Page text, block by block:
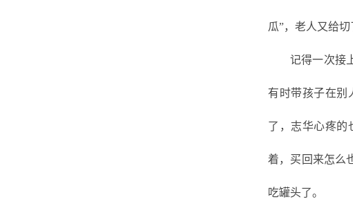
瓜”，老人又给切
记得一次接
有时带孩子在别
了，志华心疼的
着，买回来怎么
吃罐头了。